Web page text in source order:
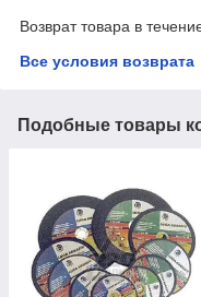
Возврат товара в
Все условия возврата
Подобные товары